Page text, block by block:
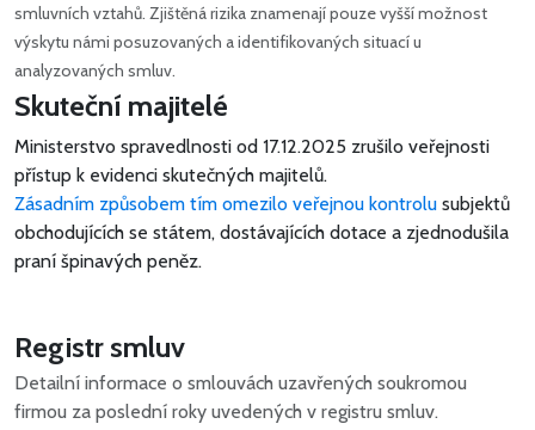
smluvních vztahů. Zjištěná rizika znamenají pouze vyšší možnost
výskytu námi posuzovaných a identifikovaných situací u
analyzovaných smluv.
Skuteční majitelé
Ministerstvo spravedlnosti od 17.12.2025 zrušilo veřejnosti
přístup k evidenci skutečných majitelů.
Zásadním způsobem tím omezilo veřejnou kontrolu subjektů
obchodujících se státem, dostávajících dotace a zjednodušila
praní špinavých peněz.
Registr smluv
Detailní informace o smlouvách uzavřených soukromou
firmou za poslední roky uvedených v registru smluv.